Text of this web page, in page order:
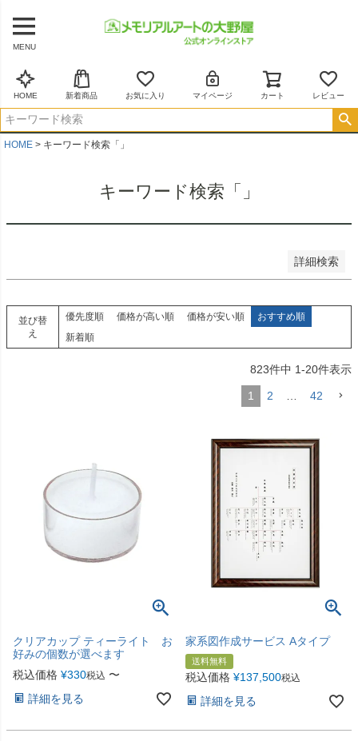
MENU
HOME 新着商品 お気に入り マイページ カート レビュー
HOME キーワード検索「」
キーワード検索「」
詳細検索
商品番号/JANコード
新着順
登録順
価格が安い順
価格が高い順
キーワードヒット順
検索
並び替
え
優先度順 価格が高い順 価格が安い順
おすすめ順
新着順
823件中 1-20件表示
1 2 … 42
クリアカップ ティーライト お
好みの個数が選べます
税込価格 ¥330税込 〜
詳細を見る
家系図作成サービス Aタイプ
送料無料
税込価格 ¥137,500税込
詳細を見る